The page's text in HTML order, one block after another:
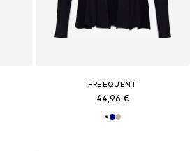
FREEQUENT
44,96 €